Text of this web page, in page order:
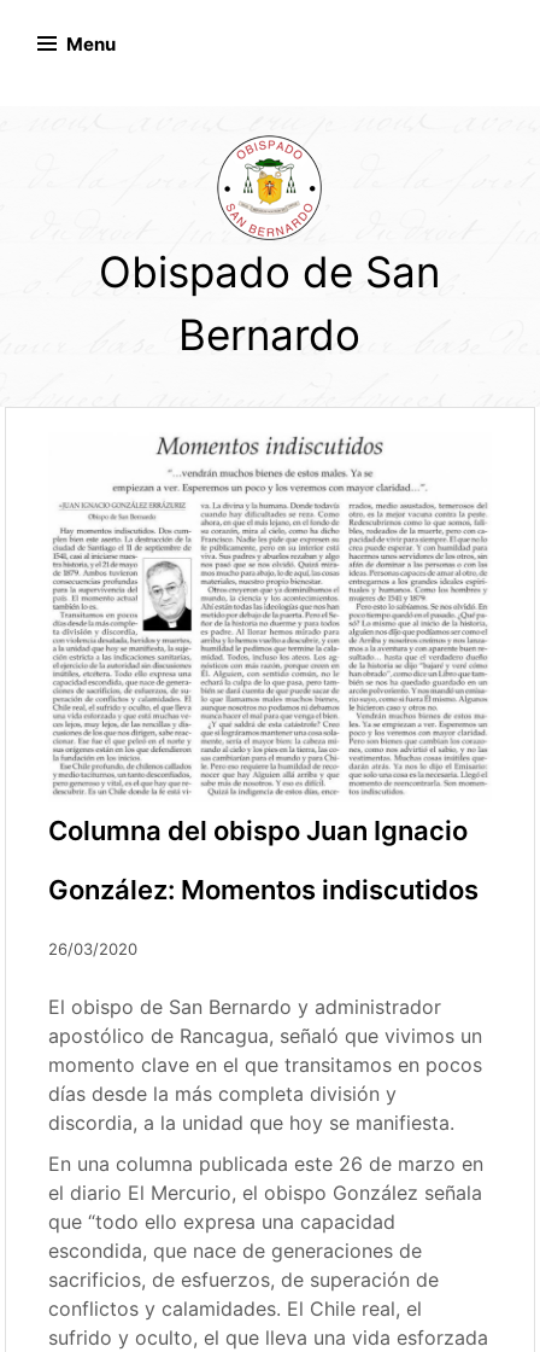
Menu
Obispado de San
Bernardo
Columna del obispo Juan Ignacio
González: Momentos indiscutidos
26/03/2020
El obispo de San Bernardo y administrador
apostólico de Rancagua, señaló que vivimos un
momento clave en el que transitamos en pocos
días desde la más completa división y
discordia, a la unidad que hoy se manifiesta.
En una columna publicada este 26 de marzo en
el diario El Mercurio, el obispo González señala
que “todo ello expresa una capacidad
escondida, que nace de generaciones de
sacrificios, de esfuerzos, de superación de
conflictos y calamidades. El Chile real, el
sufrido y oculto, el que lleva una vida esforzada